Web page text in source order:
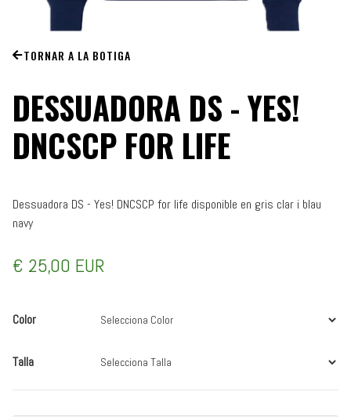
TORNAR A LA BOTIGA
DESSUADORA DS - YES!
DNCSCP FOR LIFE
Dessuadora DS - Yes! DNCSCP for life disponible en gris clar i blau
navy
€ 25,00 EUR
Color
Talla